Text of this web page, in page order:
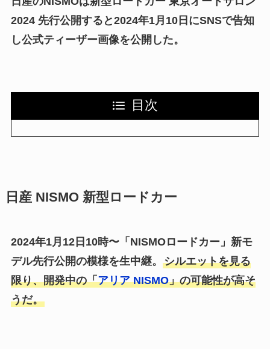
2024 先行公開すると2024年1月10日にSNSで告知
し公式ティーザー画像を公開した。
目次
日産 NISMO 新型ロードカー
2024年1月12日10時〜「NISMOロードカー」新モ
デル先行公開の模様を生中継。 シルエットを見る
限り、開発中の「アリア NISMO」の可能性が高そ
うだ。